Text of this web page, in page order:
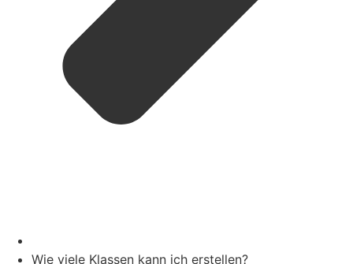
Wie viele Klassen kann ich erstellen?